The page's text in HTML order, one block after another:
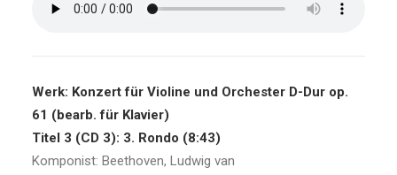
Werk: Konzert für Violine und Orchester D-Dur op.
61 (bearb. für Klavier)
Titel 3 (CD 3): 3. Rondo (8:43)
Komponist: Beethoven, Ludwig van